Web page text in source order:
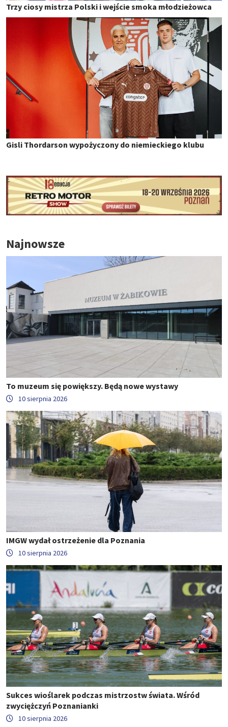
Trzy ciosy mistrza Polski i wejście smoka młodzieżowca
Gisli Thordarson wypożyczony do niemieckiego klubu
Najnowsze
To muzeum się powiększy. Będą nowe wystawy
10 sierpnia 2026
IMGW wydał ostrzeżenie dla Poznania
10 sierpnia 2026
Sukces wioślarek podczas mistrzostw świata. Wśród
zwyciężczyń Poznanianki
10 sierpnia 2026